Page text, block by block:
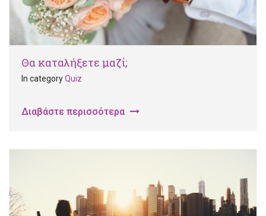
Θα καταλήξετε μαζί;
In categoryQuiz
Διαβάστε περισσότερα